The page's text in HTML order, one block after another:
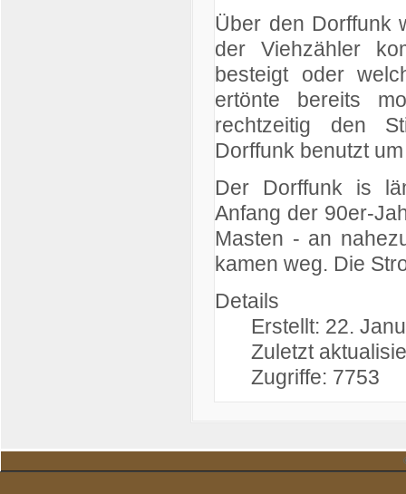
Über den Dorffunk
der Viehzähler
besteigt oder
ertönte bereits
rechtzeitig den
Dorffunk benutzt
Der Dorffunk is
Anfang der 90er-
Masten - an
kamen weg. Die
Details
Erstellt: 22.
Zuletzt
Zugriffe: 7753